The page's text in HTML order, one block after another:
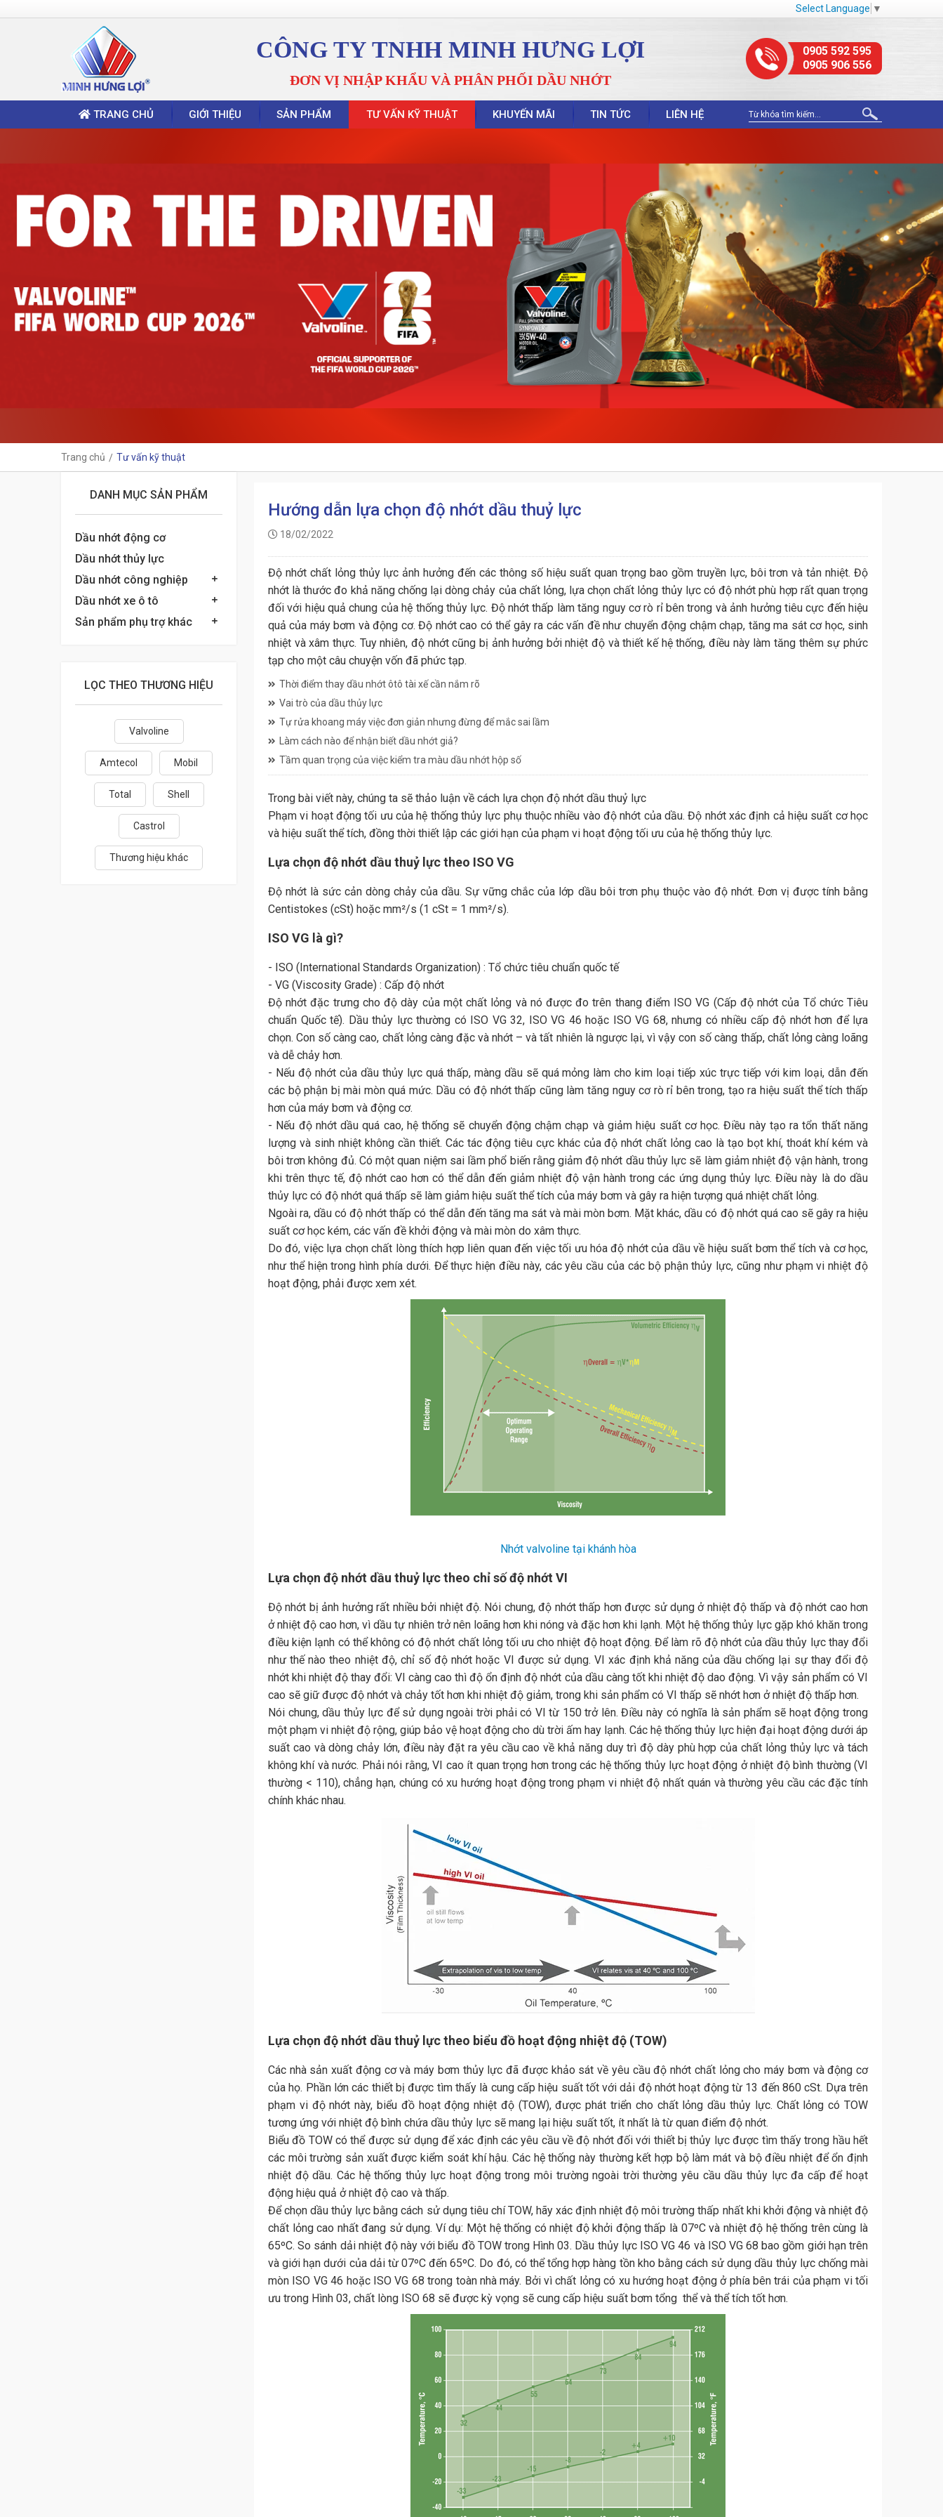
Select Language ▼
CÔNG TY TNHH MINH HƯNG LỢI
ĐƠN VỊ NHẬP KHẨU VÀ PHÂN PHỐI DẦU NHỚT
0905 592 595
0905 906 556
TRANG CHỦ GIỚI THIỆU SẢN PHẨM TƯ VẤN KỸ THUẬT KHUYẾN MÃI TIN TỨC LIÊN HỆ
Trang chủ Tư vấn kỹ thuật
Hướng dẫn lựa chọn độ nhớt dầu thuỷ lực
18/02/2022
Độ nhớt chất lỏng thủy lực ảnh hưởng đến các thông số hiệu suất quan trọng bao gồm truyền lực, bôi trơn và tản nhiệt. Độ
nhớt là thước đo khả năng chống lại dòng chảy của chất lỏng, lựa chọn chất lỏng thủy lực có độ nhớt phù hợp rất quan trọng
đối với hiệu quả chung của hệ thống thủy lực. Độ nhớt thấp làm tăng nguy cơ rò rỉ bên trong và ảnh hưởng tiêu cực đến hiệu
quả của máy bơm và động cơ. Độ nhớt cao có thể gây ra các vấn đề như chuyển động chậm chạp, tăng ma sát cơ học, sinh
nhiệt và xâm thực. Tuy nhiên, độ nhớt cũng bị ảnh hưởng bởi nhiệt độ và thiết kế hệ thống, điều này làm tăng thêm sự phức
tạp cho một câu chuyện vốn đã phức tạp.
Thời điểm thay dầu nhớt ôtô tài xế cần nắm rõ
Vai trò của dầu thủy lực
Tự rửa khoang máy việc đơn giản nhưng đừng để mắc sai lầm
Làm cách nào để nhận biết dầu nhớt giả?
Tầm quan trọng của việc kiểm tra màu dầu nhớt hộp số
Trong bài viết này, chúng ta sẽ thảo luận về cách lựa chọn độ nhớt dầu thuỷ lực
Phạm vi hoạt động tối ưu của hệ thống thủy lực phụ thuộc nhiều vào độ nhớt của dầu. Độ nhớt xác định cả hiệu suất cơ học
và hiệu suất thể tích, đồng thời thiết lập các giới hạn của phạm vi hoạt động tối ưu của hệ thống thủy lực.
Lựa chọn độ nhớt dầu thuỷ lực theo ISO VG
Độ nhớt là sức cản dòng chảy của dầu. Sự vững chắc của lớp dầu bôi trơn phụ thuộc vào độ nhớt. Đơn vị được tính bằng
Centistokes (cSt) hoặc mm²/s (1 cSt = 1 mm²/s).
ISO VG là gì?
- ISO (International Standards Organization) : Tổ chức tiêu chuẩn quốc tế
- VG (Viscosity Grade) : Cấp độ nhớt
Độ nhớt đặc trưng cho độ dày của một chất lỏng và nó được đo trên thang điểm ISO VG (Cấp độ nhớt của Tổ chức Tiêu
chuẩn Quốc tế). Dầu thủy lực thường có ISO VG 32, ISO VG 46 hoặc ISO VG 68, nhưng có nhiều cấp độ nhớt hơn để lựa
chọn. Con số càng cao, chất lỏng càng đặc và nhớt – và tất nhiên là ngược lại, vì vậy con số càng thấp, chất lỏng càng loãng
và dễ chảy hơn.
- Nếu độ nhớt của dầu thủy lực quá thấp, màng dầu sẽ quá mỏng làm cho kim loại tiếp xúc trực tiếp với kim loại, dẫn đến
các bộ phận bị mài mòn quá mức. Dầu có độ nhớt thấp cũng làm tăng nguy cơ rò rỉ bên trong, tạo ra hiệu suất thể tích thấp
hơn của máy bơm và động cơ.
- Nếu độ nhớt dầu quá cao, hệ thống sẽ chuyển động chậm chạp và giảm hiệu suất cơ học. Điều này tạo ra tổn thất năng
lượng và sinh nhiệt không cần thiết. Các tác động tiêu cực khác của độ nhớt chất lỏng cao là tạo bọt khí, thoát khí kém và
bôi trơn không đủ. Có một quan niệm sai lầm phổ biến rằng giảm độ nhớt dầu thủy lực sẽ làm giảm nhiệt độ vận hành, trong
khi trên thực tế, độ nhớt cao hơn có thể dẫn đến giảm nhiệt độ vận hành trong các ứng dụng thủy lực. Điều này là do dầu
thủy lực có độ nhớt quá thấp sẽ làm giảm hiệu suất thể tích của máy bơm và gây ra hiện tượng quá nhiệt chất lỏng.
Ngoài ra, dầu có độ nhớt thấp có thể dẫn đến tăng ma sát và mài mòn bơm. Mặt khác, dầu có độ nhớt quá cao sẽ gây ra hiệu
suất cơ học kém, các vấn đề khởi động và mài mòn do xâm thực.
Do đó, việc lựa chọn chất lòng thích hợp liên quan đến việc tối ưu hóa độ nhớt của dầu về hiệu suất bơm thể tích và cơ học,
như thể hiện trong hình phía dưới. Để thực hiện điều này, các yêu cầu của các bộ phận thủy lực, cũng như phạm vi nhiệt độ
hoạt động, phải được xem xét.
Nhớt valvoline tại khánh hòa
Lựa chọn độ nhớt dầu thuỷ lực theo chỉ số độ nhớt VI
Độ nhớt bị ảnh hưởng rất nhiều bởi nhiệt độ. Nói chung, độ nhớt thấp hơn được sử dụng ở nhiệt độ thấp và độ nhớt cao hơn
ở nhiệt độ cao hơn, vì dầu tự nhiên trở nên loãng hơn khi nóng và đặc hơn khi lạnh. Một hệ thống thủy lực gặp khó khăn trong
điều kiện lạnh có thể không có độ nhớt chất lỏng tối ưu cho nhiệt độ hoạt động. Để làm rõ độ nhớt của dầu thủy lực thay đổi
như thế nào theo nhiệt độ, chỉ số độ nhớt hoặc VI được sử dụng. VI xác định khả năng của dầu chống lại sự thay đổi độ
nhớt khi nhiệt độ thay đổi: VI càng cao thì độ ổn định độ nhớt của dầu càng tốt khi nhiệt độ dao động. Vì vậy sản phẩm có VI
cao sẽ giữ được độ nhớt và chảy tốt hơn khi nhiệt độ giảm, trong khi sản phẩm có VI thấp sẽ nhớt hơn ở nhiệt độ thấp hơn.
Nói chung, dầu thủy lực để sử dụng ngoài trời phải có VI từ 150 trở lên. Điều này có nghĩa là sản phẩm sẽ hoạt động trong
một phạm vi nhiệt độ rộng, giúp bảo vệ hoạt động cho dù trời ấm hay lạnh. Các hệ thống thủy lực hiện đại hoạt động dưới áp
suất cao và dòng chảy lớn, điều này đặt ra yêu cầu cao về khả năng duy trì độ dày phù hợp của chất lỏng thủy lực và tách
không khí và nước. Phải nói rằng, VI cao ít quan trọng hơn trong các hệ thống thủy lực hoạt động ở nhiệt độ bình thường (VI
thường < 110), chẳng hạn, chúng có xu hướng hoạt động trong phạm vi nhiệt độ nhất quán và thường yêu cầu các đặc tính
chính khác nhau.
Lựa chọn độ nhớt dầu thuỷ lực theo biểu đồ hoạt động nhiệt độ (TOW)
Các nhà sản xuất động cơ và máy bơm thủy lực đã được khảo sát về yêu cầu độ nhớt chất lỏng cho máy bơm và động cơ
của họ. Phần lớn các thiết bị được tìm thấy là cung cấp hiệu suất tốt với dải độ nhớt hoạt động từ 13 đến 860 cSt. Dựa trên
phạm vi độ nhớt này, biểu đồ hoạt động nhiệt độ (TOW), được phát triển cho chất lỏng dầu thủy lực. Chất lỏng có TOW
tương ứng với nhiệt độ bình chứa dầu thủy lực sẽ mang lại hiệu suất tốt, ít nhất là từ quan điểm độ nhớt.
Biểu đồ TOW có thể được sử dụng để xác định các yêu cầu về độ nhớt đối với thiết bị thủy lực được tìm thấy trong hầu hết
các môi trường sản xuất được kiểm soát khí hậu. Các hệ thống này thường kết hợp bộ làm mát và bộ điều nhiệt để ổn định
nhiệt độ dầu. Các hệ thống thủy lực hoạt động trong môi trường ngoài trời thường yêu cầu dầu thủy lực đa cấp để hoạt
động hiệu quả ở nhiệt độ cao và thấp.
Để chọn dầu thủy lực bằng cách sử dụng tiêu chí TOW, hãy xác định nhiệt độ môi trường thấp nhất khi khởi động và nhiệt độ
chất lỏng cao nhất đang sử dụng. Ví dụ: Một hệ thống có nhiệt độ khởi động thấp là 07ºC và nhiệt độ hệ thống trên cùng là
65ºC. So sánh dải nhiệt độ này với biểu đồ TOW trong Hình 03. Dầu thủy lực ISO VG 46 và ISO VG 68 bao gồm giới hạn trên
và giới hạn dưới của dải từ 07ºC đến 65ºC. Do đó, có thể tổng hợp hàng tồn kho bằng cách sử dụng dầu thủy lực chống mài
mòn ISO VG 46 hoặc ISO VG 68 trong toàn nhà máy. Bởi vì chất lỏng có xu hướng hoạt động ở phía bên trái của phạm vi tối
ưu trong Hình 03, chất lòng ISO 68 sẽ được kỳ vọng sẽ cung cấp hiệu suất bơm tổng thể và thể tích tốt hơn.
DANH MỤC SẢN PHẨM
Dầu nhớt động cơ
Dầu nhớt thủy lực
Dầu nhớt công nghiệp
Dầu nhớt xe ô tô
Sản phẩm phụ trợ khác
LỌC THEO THƯƠNG HIỆU
Valvoline
Amtecol Mobil
Total Shell
Castrol
Thương hiệu khác